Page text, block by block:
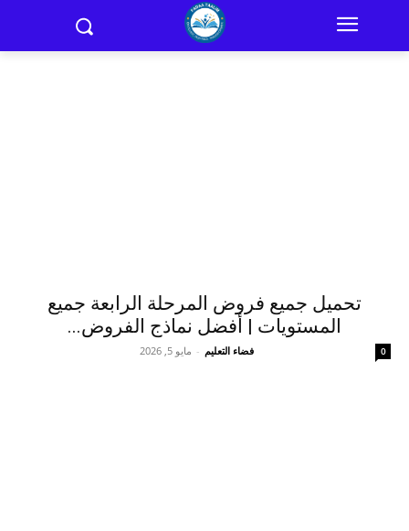
تحميل جميع فروض المرحلة الرابعة جميع
المستويات | أفضل نماذج الفروض...
فضاء التعليم - مايو 5, 2026 0